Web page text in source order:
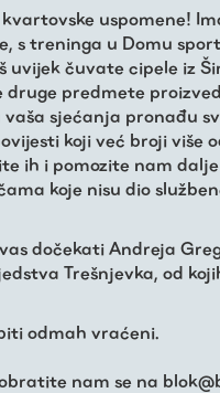
uspomene!
s treninga u Domu
uvijek čuvate cipele iz
druge predmete
sjećanja pronađu
koji već broji više
ih i pomozite nam
koje nisu dio
dočekati Andreja
Trešnjevka, od
odmah vraćeni.
nam se na